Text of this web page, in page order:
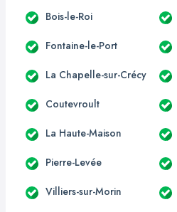
Bois-le-Roi
Fontaine-le-Port
La Chapelle-sur-Crécy
Coutevroult
La Haute-Maison
Pierre-Levée
Villiers-sur-Morin